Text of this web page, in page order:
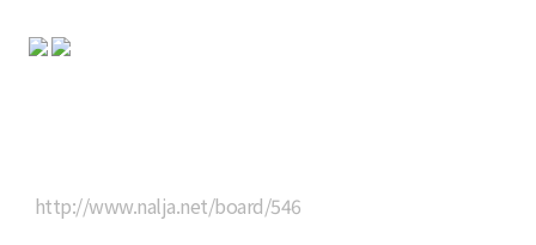
http://www.nalja.net/board/546